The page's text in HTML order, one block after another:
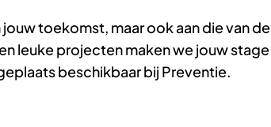
toekomst, maar ook aan die van de
leuke projecten maken we jouw stage
beschikbaar bij Preventie.